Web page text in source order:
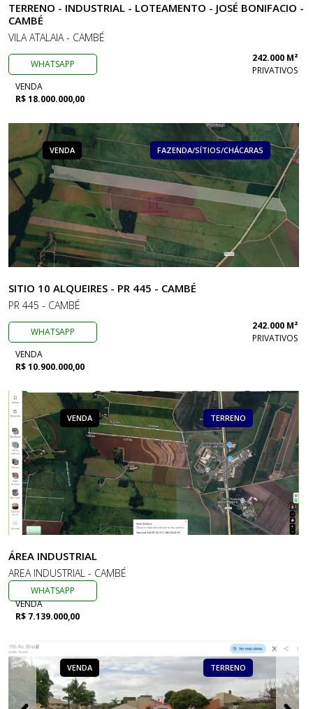
TERRENO - INDUSTRIAL - LOTEAMENTO - JOSÉ BONIFACIO -
CAMBÉ
VILA ATALAIA - CAMBÉ
WHATSAPP
242.000 M²
PRIVATIVOS
VENDA
R$ 18.000.000,00
VENDA FAZENDA/SÍTIOS/CHÁCARAS
SITIO 10 ALQUEIRES - PR 445 - CAMBÉ
PR 445 - CAMBÉ
WHATSAPP
242.000 M²
PRIVATIVOS
VENDA
R$ 10.900.000,00
VENDA TERRENO
ÁREA INDUSTRIAL
AREA INDUSTRIAL - CAMBÉ
WHATSAPP
VENDA
R$ 7.139.000,00
VENDA TERRENO